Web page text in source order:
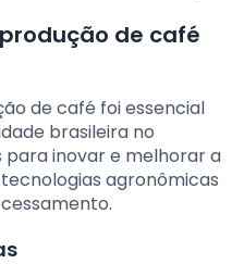
de café
de café foi essencial
brasileira no
inovar e melhorar a
agronômicas